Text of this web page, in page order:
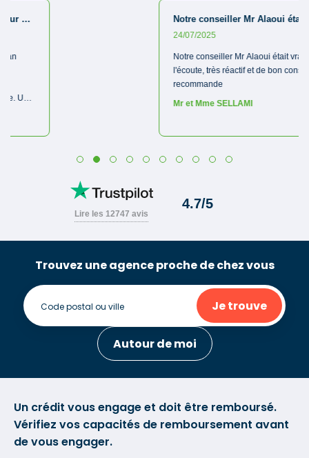
Trouvez une agence proche de chez vous
Je trouve
Autour de moi
Un crédit vous engage et doit être remboursé.
Vérifiez vos capacités de remboursement avant
de vous engager.